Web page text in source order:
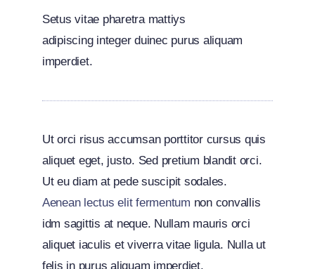
Setus vitae pharetra mattiys
adipiscing integer duinec purus aliquam
imperdiet.
Ut orci risus accumsan porttitor cursus quis
aliquet eget, justo. Sed pretium blandit orci.
Ut eu diam at pede suscipit sodales.
Aenean lectus elit fermentum non convallis
idm sagittis at neque. Nullam mauris orci
aliquet iaculis et viverra vitae ligula. Nulla ut
felis in purus aliquam imperdiet.